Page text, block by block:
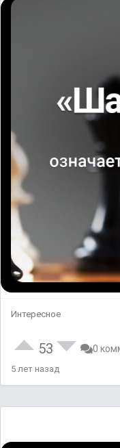
Интересное
53 0
5 лет назад